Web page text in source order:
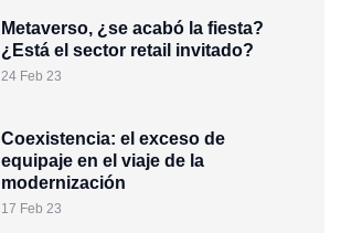
Metaverso, ¿se acabó la fiesta?
¿Está el sector retail invitado?
24 Feb 23
Coexistencia: el exceso de
equipaje en el viaje de la
modernización
17 Feb 23